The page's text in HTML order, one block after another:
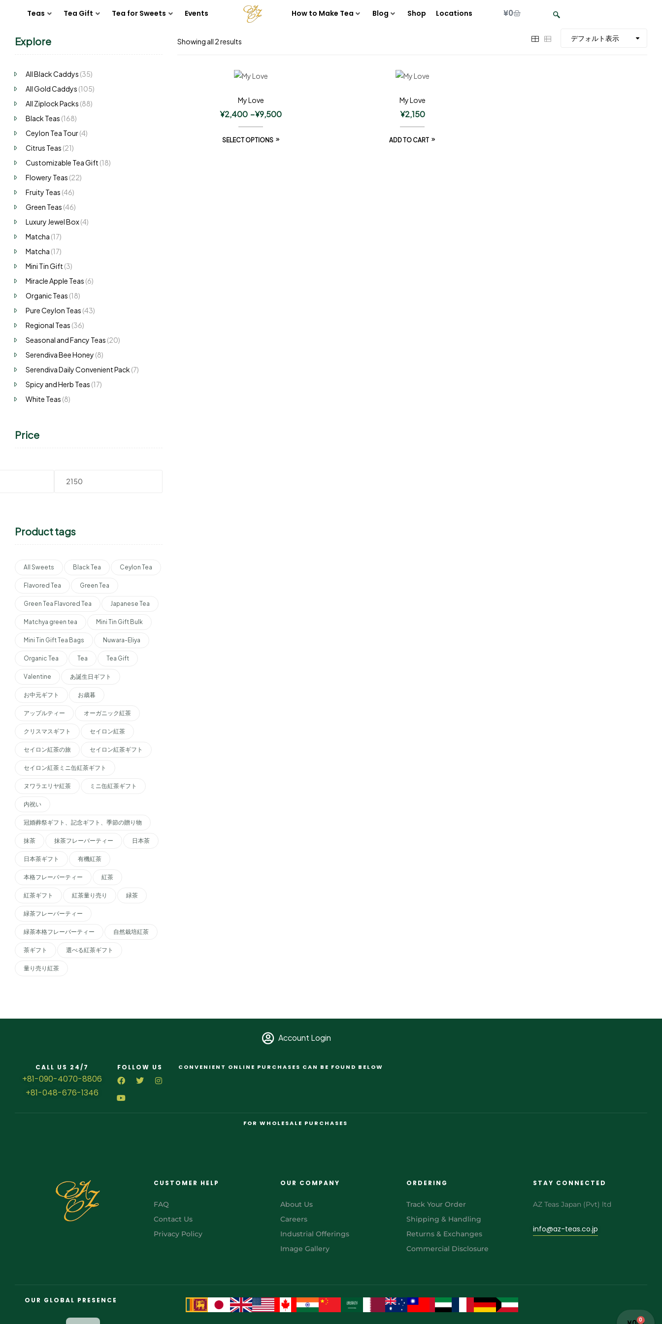
Teas Tea Gift Tea for Sweets Events How to Make Tea Blog Shop Locations ¥0
0
Showing all 2 results
My Love
¥2,400 –¥9,500
SELECT OPTIONS
My Love
¥2,150
ADD TO CART
Explore
All Black Caddys (35)
All Gold Caddys (105)
All Ziplock Packs (88)
Black Teas (168)
Ceylon Tea Tour(4)
Citrus Teas (21)
Customizable Tea Gift (18)
Flowery Teas (22)
Fruity Teas (46)
Green Teas (46)
Luxury Jewel Box(4)
Matcha (17)
Matcha (17)
Mini Tin Gift (3)
Miracle Apple Teas (6)
Organic Teas (18)
Pure Ceylon Teas (43)
Regional Teas (36)
Seasonal and Fancy Teas (20)
Serendiva Bee Honey (8)
Serendiva Daily Convenient Pack (7)
Spicy and Herb Teas (17)
White Teas (8)
Price
Product tags
All Sweets Black Tea Ceylon Tea
Flavored Tea Green Tea
Green Tea Flavored Tea Japanese Tea
Matchya green tea Mini Tin Gift Bulk
Mini Tin Gift Tea Bags Nuwara-Eliya
Organic Tea Tea Tea Gift
Valentine あ誕生日ギフト
お中元ギフト お歳暮
アップルティー オーガニック紅茶
クリスマスギフト セイロン紅茶
セイロン紅茶の旅 セイロン紅茶ギフト
セイロン紅茶ミニ缶紅茶ギフト
ヌワラエリヤ紅茶 ミニ缶紅茶ギフト
内祝い
冠婚葬祭ギフト、記念ギフト、季節の贈り物
抹茶 抹茶フレーバーティー 日本茶
日本茶ギフト 有機紅茶
本格フレーバーティー 紅茶
紅茶ギフト 紅茶量り売り 緑茶
緑茶フレーバーティー
緑茶本格フレーバーティー 自然栽培紅茶
茶ギフト 選べる紅茶ギフト
量り売り紅茶
Account Login
CALL US 24/7
+81-090-4070-8806
+81-048-676-1346
FOLLOW US CONVENIENT ONLINE PURCHASES CAN BE FOUND BELOW
FOR WHOLESALE PURCHASES
CUSTOMER HELP
FAQ
Contact Us
Privacy Policy
OUR COMPANY
About Us
Careers
Industrial Offerings
Image Gallery
ORDERING
Track Your Order
Shipping & Handling
Returns & Exchanges
Commercial Disclosure
STAY CONNECTED
AZ Teas Japan (Pvt) ltd
info@az-teas.co.jp
OUR GLOBAL PRESENCE
AR